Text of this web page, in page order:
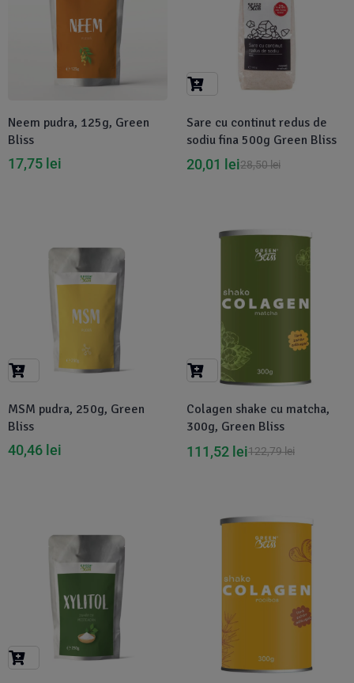
Neem pudra, 125g, Green
Bliss
17,75 lei
Sare cu continut redus de
sodiu fina 500g Green Bliss
28,50lei
20,01 lei
MSM pudra, 250g, Green
Bliss
40,46 lei
Colagen shake cu matcha,
300g, Green Bliss
122,79lei
111,52 lei